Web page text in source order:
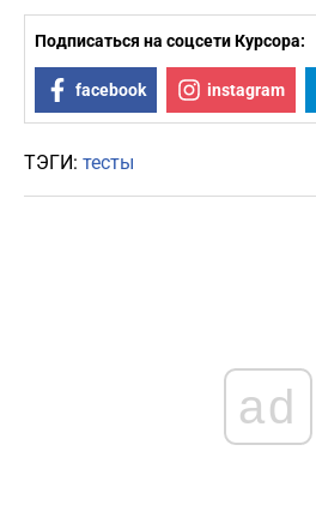
Подписаться на соцсети Курсора:
facebook instagram
ТЭГИ: тесты
ad